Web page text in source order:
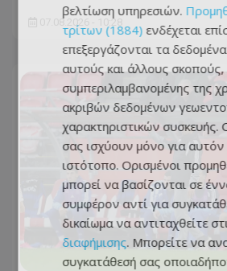
07.08.2026 - 10:28
βελτίωση υπηρεσιών.
τρίτων (1884) ενδέχεται
επεξεργάζονται τα
αυτούς και άλλους σκοπούς,
συμπεριλαμβανομένης της
ακριβών δεδομένων
χαρακτηριστικών συσκευής.
σας ισχύουν μόνο για
ιστότοπο. Ορισμένοι
μπορεί να βασίζονται σε
συμφέρον αντί για
δικαίωμα να αντιταχθείτε
διαφήμισης. Μπορείτε να
συγκατάθεσή σας